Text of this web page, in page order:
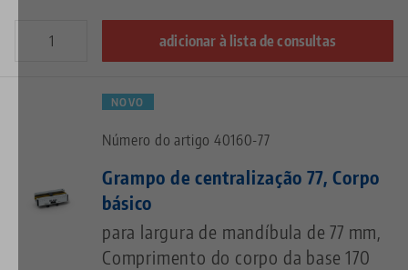
adicionar à lista de consultas
NOVO
Número do artigo 40160-77
Grampo de centralização 77, Corpo
básico
para largura de mandíbula de 77 mm,
Comprimento do corpo da base 170